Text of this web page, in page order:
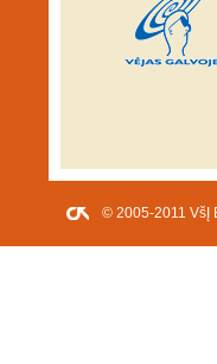
© 2005-2011 VšĮ